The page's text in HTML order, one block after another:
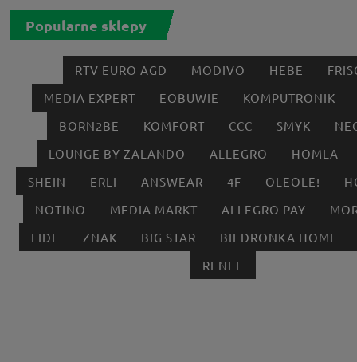
Popularne sklepy
RTV EURO AGD MODIVO HEBE
MEDIA EXPERT
EOBUWIE
KOMPUTRONIK
BORN2BE
KOMFORT CCC SMYK
LOUNGE BY ZALANDO
ALLEGRO
HOMLA
SHEIN
ERLI ANSWEAR 4F OLEOLE!
NOTINO
MEDIA MARKT ALLEGRO PAY
LIDL
ZNAK BIG STAR
BIEDRONKA HOME
RENEE